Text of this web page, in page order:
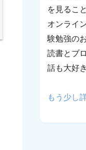
を見るこ
オンライ
験勉強の
読書とブ
話も大好き
もう少し